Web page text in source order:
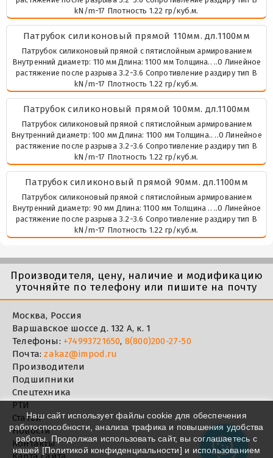
kN/m-17 Плотность 1.22 гр/куб.м.
Патрубок силиконовый прямой 110мм. дл.1100мм
Патрубок силиконовый прямой с пятислойным армированием
Внутренний диаметр: 110 мм Длина: 1100 мм Толщина.. ..0 Линейное
растяжение после разрыва 3.2-3.6 Сопротивление раздиру тип В
kN/m-17 Плотность 1.22 гр/куб.м.
Патрубок силиконовый прямой 100мм. дл.1100мм
Патрубок силиконовый прямой с пятислойным армированием
Внутренний диаметр: 100 мм Длина: 1100 мм Толщина.. ..0 Линейное
растяжение после разрыва 3.2-3.6 Сопротивление раздиру тип В
kN/m-17 Плотность 1.22 гр/куб.м.
Патрубок силиконовый прямой 90мм. дл.1100мм
Патрубок силиконовый прямой с пятислойным армированием
Внутренний диаметр: 90 мм Длина: 1100 мм Толщина .. ..0 Линейное
растяжение после разрыва 3.2-3.6 Сопротивление раздиру тип В
kN/m-17 Плотность 1.22 гр/куб.м.
Производителя, цену, наличие и модификацию
уточняйте по телефону или пишите на почту
Москва, Россия
Варшавское шоссе д. 132 А, к. 1
Телефоны: +74993721650, 8(800)200-27-50
Почта:zakaz@impod.ru
Производители
Подшипники
Спецтехника
РТИ
Статьи
Новости
Контакты
Наш сайт использует файлы cookie для обеспечения
работоспособности, анализа трафика и повышения удобства
работы. Продолжая использовать сайт, вы соглашаетесь с
нашей [Политикой конфиденциальности] и использованием